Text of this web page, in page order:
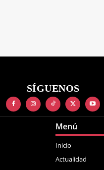
SÍGUENOS
Menú
Inicio
Actualidad